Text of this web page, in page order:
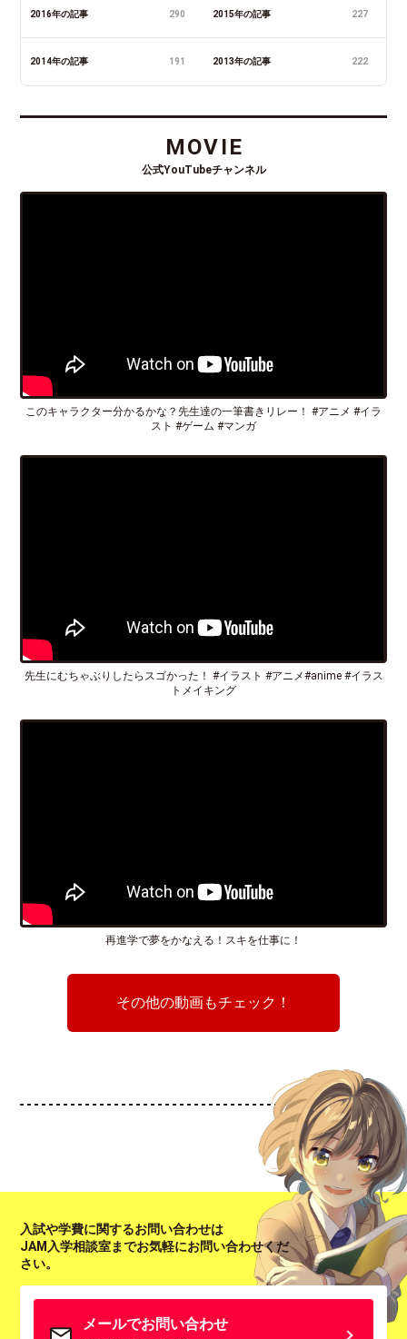
2016年の記事 290 2015年の記事 227
2014年の記事 191 2013年の記事 222
MOVIE
公式YouTubeチャンネル
このキャラクター分かるかな？先生達の一筆書きリレー！ #アニメ #イラ
スト #ゲーム #マンガ
先生にむちゃぶりしたらスゴかった！ #イラスト #アニメ#anime #イラス
トメイキング
再進学で夢をかなえる！スキを仕事に！
その他の動画もチェック！
入試や学費に関するお問い合わせは
JAM入学相談室までお気軽にお問い合わせくだ
さい。
メールでお問い合わせ